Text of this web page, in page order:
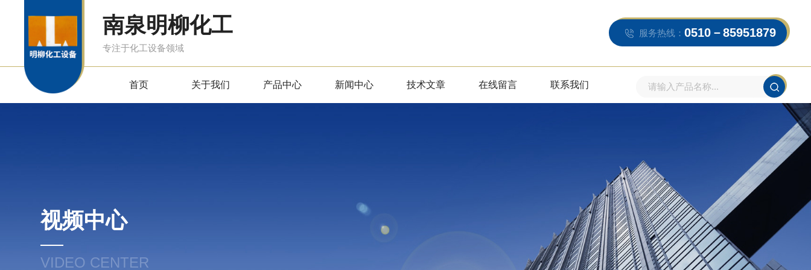
南泉明柳化工
专注于化工设备领域
服务热线： 0510－85951879
首页 关于我们 产品中心 新闻中心 技术文章 在线留言 联系我们
视频中心
VIDEO CENTER